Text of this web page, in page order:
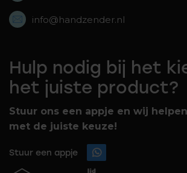
info@handzender.nl
Hulp nodig bij het
het juiste product?
Stuur ons een appje en wij
met de juiste keuze!
Stuur een appje